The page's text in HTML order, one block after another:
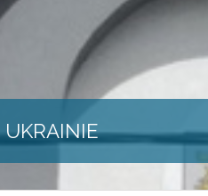
UKRAINIE